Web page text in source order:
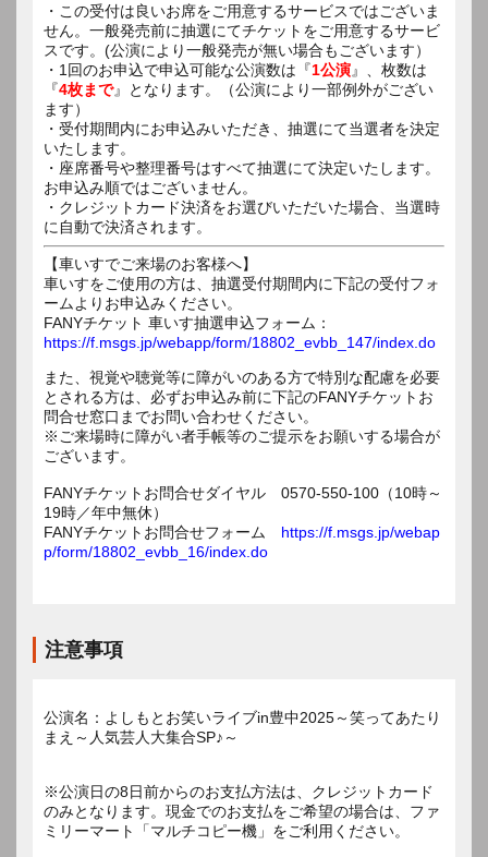
・この受付は良いお席をご用意するサービスではございま
せん。一般発売前に抽選にてチケットをご用意するサービ
スです。(公演により一般発売が無い場合もございます）
・1回のお申込で申込可能な公演数は『1公演』、枚数は
『4枚まで』となります。（公演により一部例外がござい
ます）
・受付期間内にお申込みいただき、抽選にて当選者を決定
いたします。
・座席番号や整理番号はすべて抽選にて決定いたします。
お申込み順ではございません。
・クレジットカード決済をお選びいただいた場合、当選時
に自動で決済されます。
【車いすでご来場のお客様へ】
車いすをご使用の方は、抽選受付期間内に下記の受付フォ
ームよりお申込みください。
FANYチケット 車いす抽選申込フォーム：
https://f.msgs.jp/webapp/form/18802_evbb_147/index.do
また、視覚や聴覚等に障がいのある方で特別な配慮を必要
とされる方は、必ずお申込み前に下記のFANYチケットお
問合せ窓口までお問い合わせください。
※ご来場時に障がい者手帳等のご提示をお願いする場合が
ございます。
FANYチケットお問合せダイヤル 0570-550-100（10時～
19時／年中無休）
FANYチケットお問合せフォーム https://f.msgs.jp/webap
p/form/18802_evbb_16/index.do
注意事項
公演名：よしもとお笑いライブin豊中2025～笑ってあたり
まえ～人気芸人大集合SP♪～
※公演日の8日前からのお支払方法は、クレジットカード
のみとなります。現金でのお支払をご希望の場合は、ファ
ミリーマート「マルチコピー機」をご利用ください。